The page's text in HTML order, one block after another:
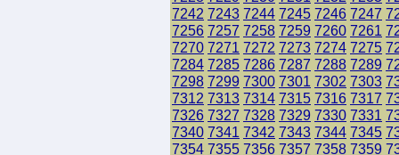
7242 7243 7244 7245 7246 7247
7256 7257 7258 7259 7260 7261
7270 7271 7272 7273 7274 7275
7284 7285 7286 7287 7288 7289
7298 7299 7300 7301 7302 7303
7312 7313 7314 7315 7316 7317
7326 7327 7328 7329 7330 7331
7340 7341 7342 7343 7344 7345
7354 7355 7356 7357 7358 7359